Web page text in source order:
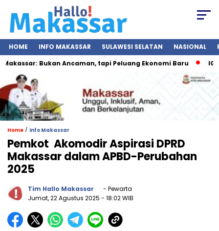
HOME INFO MAKASSAR SULAWESI SELATAN NASIONAL
Bukan Ancaman, tapi Peluang Ekonomi Baru
IGS
Home / Info Makassar
Pemkot Akomodir Aspirasi DPRD
Makassar dalam APBD-Perubahan
2025
Tim Hallo Makassar
- Pewarta
Jumat, 22 Agustus 2025 - 18:02 WIB